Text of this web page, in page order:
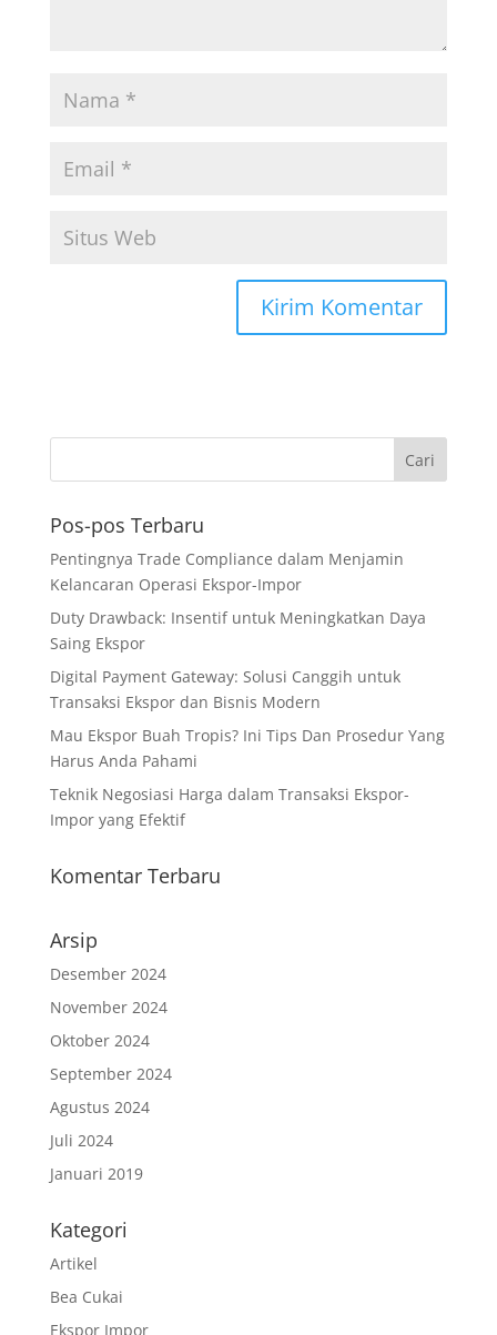
Pos-pos Terbaru
Pentingnya Trade Compliance dalam Menjamin
Kelancaran Operasi Ekspor-Impor
Duty Drawback: Insentif untuk Meningkatkan Daya
Saing Ekspor
Digital Payment Gateway: Solusi Canggih untuk
Transaksi Ekspor dan Bisnis Modern
Mau Ekspor Buah Tropis? Ini Tips Dan Prosedur Yang
Harus Anda Pahami
Teknik Negosiasi Harga dalam Transaksi Ekspor-
Impor yang Efektif
Komentar Terbaru
Arsip
Desember 2024
November 2024
Oktober 2024
September 2024
Agustus 2024
Juli 2024
Januari 2019
Kategori
Artikel
Bea Cukai
Ekspor Impor